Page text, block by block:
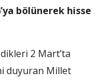
bölünerek hisse
2 Mart’ta
duyuran Millet